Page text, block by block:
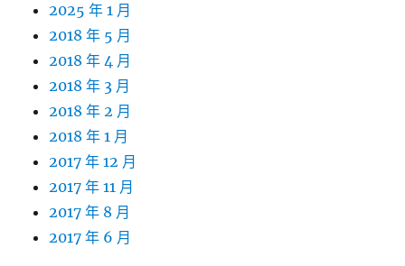
2025 年 1 月
2018 年 5 月
2018 年 4 月
2018 年 3 月
2018 年 2 月
2018 年 1 月
2017 年 12 月
2017 年 11 月
2017 年 8 月
2017 年 6 月